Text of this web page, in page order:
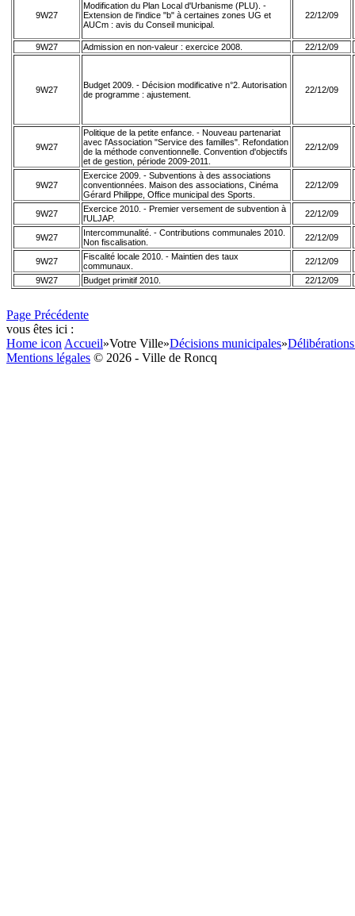
9W27
Modification du Plan Local d'Urbanisme (PLU). -
Extension de l'indice "b" à certaines zones UG et
AUCm : avis du Conseil municipal.
22/12/09
9W27 Admission en non-valeur : exercice 2008. 22/12/09
9W27
Budget 2009. - Décision modificative n°2. Autorisation
de programme : ajustement.
22/12/09
9W27
Politique de la petite enfance. - Nouveau partenariat
avec l'Association "Service des familles". Refondation
de la méthode conventionnelle. Convention d'objectifs
et de gestion, période 2009-2011.
22/12/09
9W27
Exercice 2009. - Subventions à des associations
conventionnées. Maison des associations, Cinéma
Gérard Philippe, Office municipal des Sports.
22/12/09
9W27
Exercice 2010. - Premier versement de subvention à
l'ULJAP.
22/12/09
9W27
Intercommunalité. - Contributions communales 2010.
Non fiscalisation.
22/12/09
9W27
Fiscalité locale 2010. - Maintien des taux
communaux.
22/12/09
9W27
Budget primitif 2010. 22/12/09
Page Précédente
vous êtes ici :
Home icon Accueil»Votre Ville»Décisions municipales»
Mentions légales © 2026 - Ville de Roncq